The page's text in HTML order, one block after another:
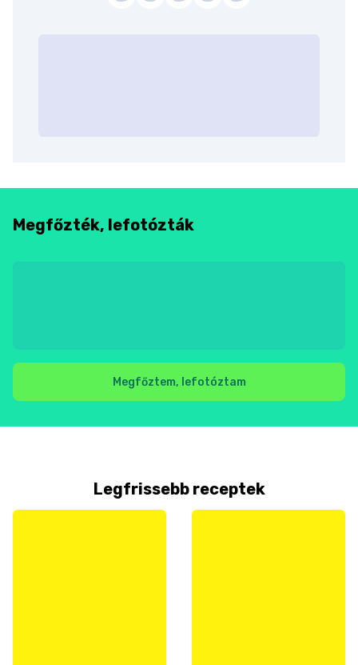
Megfőzték, lefotózták
Megfőztem, lefotóztam
Legfrissebb receptek